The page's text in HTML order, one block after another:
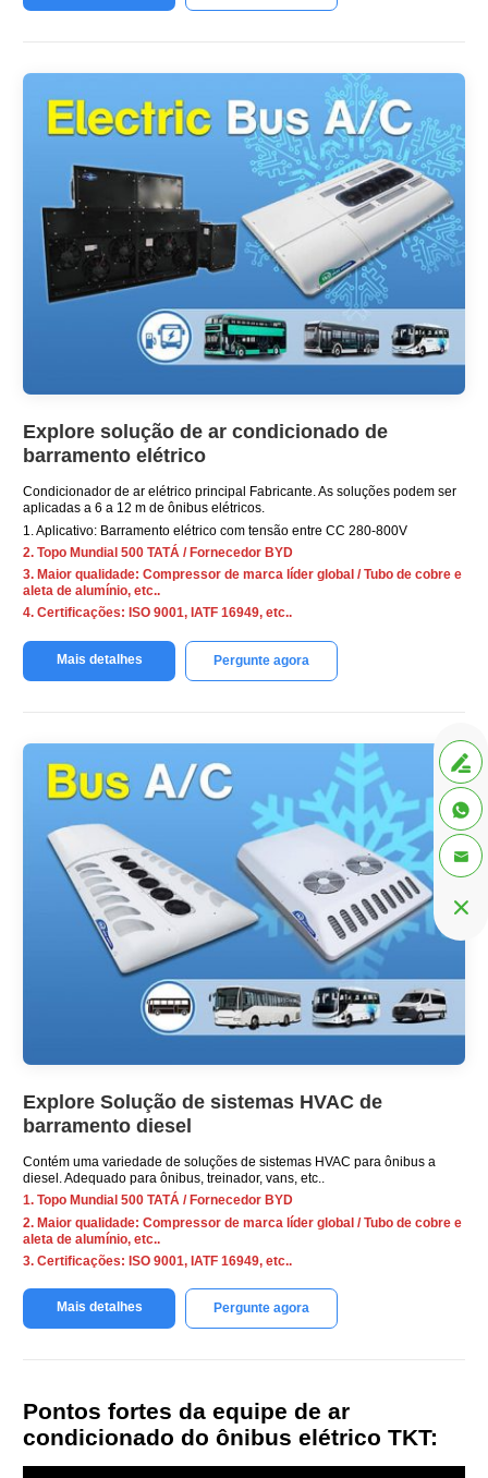
Explore solução de ar condicionado de
barramento elétrico
Condicionador de ar elétrico principal Fabricante. As soluções podem ser
aplicadas a 6 a 12 m de ônibus elétricos.
1. Aplicativo: Barramento elétrico com tensão entre CC 280-800V
2. Topo Mundial 500 TATÁ / Fornecedor BYD
3. Maior qualidade: Compressor de marca líder global / Tubo de cobre e
aleta de alumínio, etc..
4. Certificações: ISO 9001, IATF 16949, etc..
Mais detalhes Pergunte agora
Explore Solução de sistemas HVAC de
barramento diesel
Contém uma variedade de soluções de sistemas HVAC para ônibus a
diesel. Adequado para ônibus, treinador, vans, etc..
1. Topo Mundial 500 TATÁ / Fornecedor BYD
2. Maior qualidade: Compressor de marca líder global / Tubo de cobre e
aleta de alumínio, etc..
3. Certificações: ISO 9001, IATF 16949, etc..
Mais detalhes Pergunte agora
Pontos fortes da equipe de ar
condicionado do ônibus elétrico TKT:



